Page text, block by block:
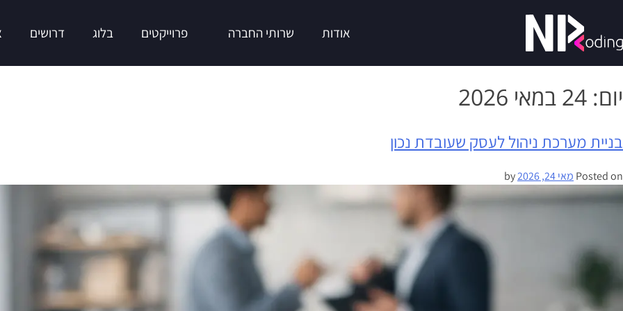
אודות שרותי החברה פרוייקטים בלוג דרושים
יום: 24 במאי 2026
בניית מערכת ניהול לעסק שעובדת נכון
Posted on מאי 24, 2026